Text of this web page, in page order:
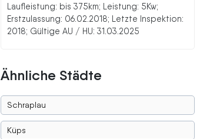
Laufleistung: bis 375km; Leistung: 5Kw;
Erstzulassung: 06.02.2018; Letzte Inspektion:
2018; Gültige AU / HU: 31.03.2025
Ähnliche Städte
Schraplau
Küps